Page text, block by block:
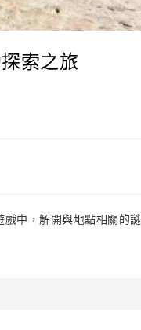
索之旅
中，解開與地點相關的